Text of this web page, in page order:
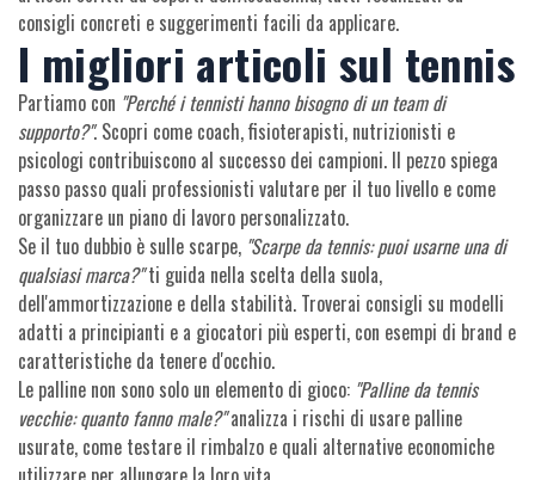
consigli concreti e suggerimenti facili da applicare.
I migliori articoli sul tennis
Partiamo con "Perché i tennisti hanno bisogno di un team di
supporto?". Scopri come coach, fisioterapisti, nutrizionisti e
psicologi contribuiscono al successo dei campioni. Il pezzo spiega
passo passo quali professionisti valutare per il tuo livello e come
organizzare un piano di lavoro personalizzato.
Se il tuo dubbio è sulle scarpe, "Scarpe da tennis: puoi usarne una di
qualsiasi marca?"ti guida nella scelta della suola,
dell'ammortizzazione e della stabilità. Troverai consigli su modelli
adatti a principianti e a giocatori più esperti, con esempi di brand e
caratteristiche da tenere d'occhio.
Le palline non sono solo un elemento di gioco: "Palline da tennis
vecchie: quanto fanno male?"analizza i rischi di usare palline
usurate, come testare il rimbalzo e quali alternative economiche